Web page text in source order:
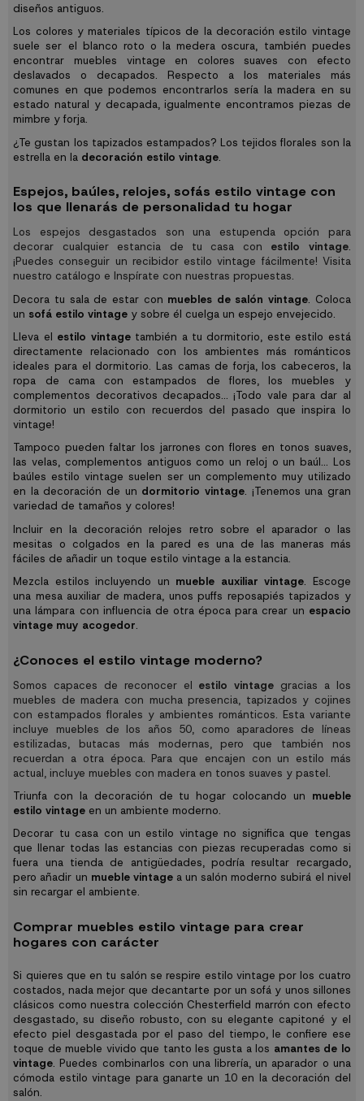
diseños antiguos.
Los colores y materiales típicos de la decoración estilo vintage
suele ser el blanco roto o la medera oscura, también puedes
encontrar muebles vintage en colores suaves con efecto
deslavados o decapados. Respecto a los materiales más
comunes en que podemos encontrarlos sería la madera en su
estado natural y decapada, igualmente encontramos piezas de
mimbre y forja.
¿Te gustan los tapizados estampados? Los tejidos florales son la
estrella en la decoración estilo vintage.
Espejos, baúles, relojes, sofás estilo vintage con
los que llenarás de personalidad tu hogar
Los espejos desgastados son una estupenda opción para
decorar cualquier estancia de tu casa con estilo vintage.
¡Puedes conseguir un recibidor estilo vintage fácilmente! Visita
nuestro catálogo e Inspírate con nuestras propuestas.
Decora tu sala de estar con muebles de salón vintage. Coloca
un sofá estilo vintage y sobre él cuelga un espejo envejecido.
Lleva el estilo vintagetambién a tu dormitorio, este estilo está
directamente relacionado con los ambientes más románticos
ideales para el dormitorio. Las camas de forja, los cabeceros, la
ropa de cama con estampados de flores, los muebles y
complementos decorativos decapados... ¡Todo vale para dar al
dormitorio un estilo con recuerdos del pasado que inspira lo
vintage!
Tampoco pueden faltar los jarrones con flores en tonos suaves,
las velas, complementos antiguos como un reloj o un baúl... Los
baúles estilo vintage suelen ser un complemento muy utilizado
en la decoración de un dormitorio vintage. ¡Tenemos una gran
variedad de tamaños y colores!
Incluir en la decoración relojes retro sobre el aparador o las
mesitas o colgados en la pared es una de las maneras más
fáciles de añadir un toque estilo vintage a la estancia.
Mezcla estilos incluyendo un mueble auxiliar vintage. Escoge
una mesa auxiliar de madera, unos puffs reposapiés tapizados y
una lámpara con influencia de otra época para crear un espacio
vintage muy acogedor.
¿Conoces el estilo vintage moderno?
Somos capaces de reconocer el estilo vintage gracias a los
muebles de madera con mucha presencia, tapizados y cojines
con estampados florales y ambientes románticos. Esta variante
incluye muebles de los años 50, como aparadores de líneas
estilizadas, butacas más modernas, pero que también nos
recuerdan a otra época. Para que encajen con un estilo más
actual, incluye muebles con madera en tonos suaves y pastel.
Triunfa con la decoración de tu hogar colocando un mueble
estilo vintage en un ambiente moderno.
Decorar tu casa con un estilo vintage no significa que tengas
que llenar todas las estancias con piezas recuperadas como si
fuera una tienda de antigüedades, podría resultar recargado,
pero añadir un mueble vintagea un salón moderno subirá el nivel
sin recargar el ambiente.
Comprar muebles estilo vintage para crear
hogares con carácter
Si quieres que en tu salón se respire estilo vintage por los cuatro
costados, nada mejor que decantarte por un sofá y unos sillones
clásicos como nuestra colección Chesterfield marrón con efecto
desgastado, su diseño robusto, con su elegante capitoné y el
efecto piel desgastada por el paso del tiempo, le confiere ese
toque de mueble vivido que tanto les gusta a los amantes de lo
vintage. Puedes combinarlos con una librería, un aparador o una
cómoda estilo vintage para ganarte un 10 en la decoración del
salón.